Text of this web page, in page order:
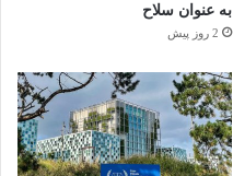
به عنوان سلاح
2 روز پیش